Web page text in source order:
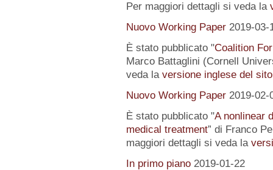
Per maggiori dettagli si veda la
Nuovo Working Paper 2019-03-
È stato pubblicato "Coalition
Marco Battaglini (Cornell
veda la versione inglese del sito
Nuovo Working Paper 2019-02-
È stato pubblicato "A nonlinear
medical treatment” di Franco
maggiori dettagli si veda la
In primo piano 2019-01-22